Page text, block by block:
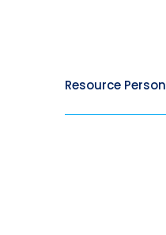
Resource Person